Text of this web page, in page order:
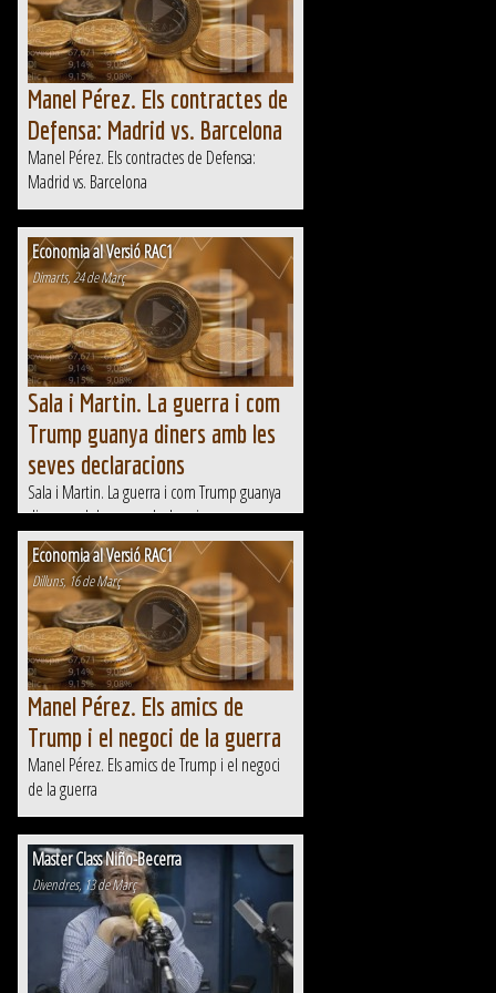
Manel Pérez. Els contractes de
Defensa: Madrid vs. Barcelona
Manel Pérez. Els contractes de Defensa:
Madrid vs. Barcelona
Economia al Versió RAC1
Dimarts, 24 de Març
Sala i Martin. La guerra i com
Trump guanya diners amb les
seves declaracions
Sala i Martin. La guerra i com Trump guanya
diners amb les seves declaracions
Economia al Versió RAC1
Dilluns, 16 de Març
Manel Pérez. Els amics de
Trump i el negoci de la guerra
Manel Pérez. Els amics de Trump i el negoci
de la guerra
Master Class Niño-Becerra
Divendres, 13 de Març